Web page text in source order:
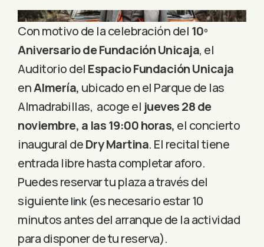
Con motivo de la celebración del 10º
Aniversario de Fundación Unicaja, el
Auditorio del Espacio Fundación Unicaja
enAlmería, ubicado en el Parque de las
Almadrabillas, acoge el jueves 28 de
noviembre, a las 19:00 horas, el concierto
inaugural deDry Martina. El recital tiene
entrada libre hasta completar aforo.
Puedes reservar tu plaza a través del
siguiente link(es necesario estar 10
minutos antes del arranque de la actividad
para disponer de tu reserva).